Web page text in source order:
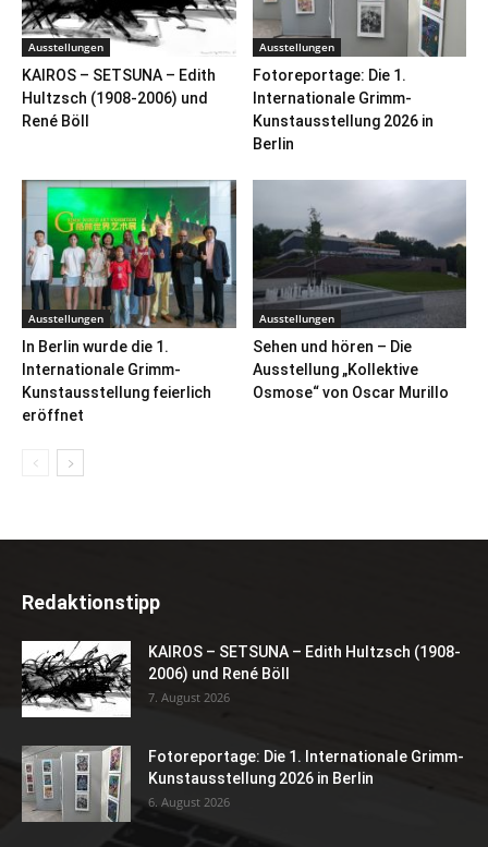
Ausstellungen
KAIROS – SETSUNA – Edith
Hultzsch (1908-2006) und
René Böll
Ausstellungen
Fotoreportage: Die 1.
Internationale Grimm-
Kunstausstellung 2026 in
Berlin
Ausstellungen
In Berlin wurde die 1.
Internationale Grimm-
Kunstausstellung feierlich
eröffnet
Ausstellungen
Sehen und hören – Die
Ausstellung „Kollektive
Osmose“ von Oscar Murillo
Redaktionstipp
KAIROS – SETSUNA – Edith Hultzsch (1908-
2006) und René Böll
7. August 2026
Fotoreportage: Die 1. Internationale Grimm-
Kunstausstellung 2026 in Berlin
6. August 2026